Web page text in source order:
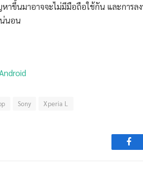
าขึ้นมาอาจจะไม่มีมือถือใช้กัน และการ
นอน
Sony Xperia L